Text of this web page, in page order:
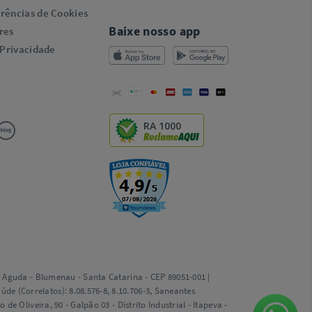
de Cookies
Baixe nosso app
RA 1000
- Blumenau - Santa Catarina - CEP 89051-001 |
(Correlatos): 8.08.576-8, 8.10.706-3, Saneantes
de Oliveira, 90 - Galpão 03 - Distrito Industrial - Itapeva -